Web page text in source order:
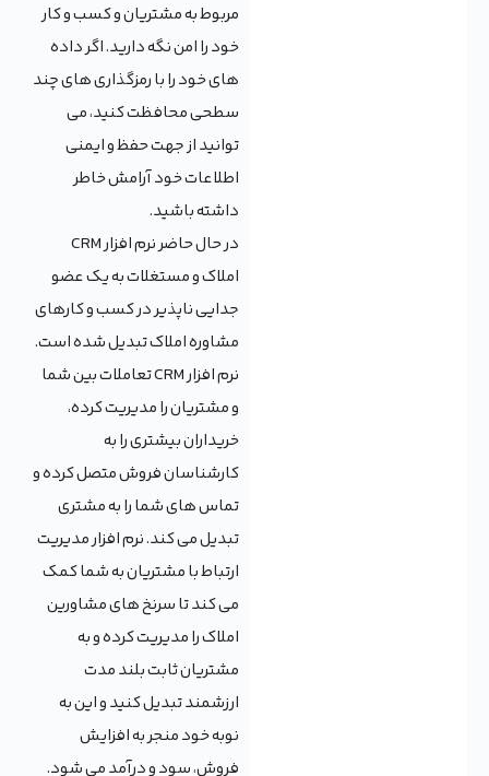
مربوط به مشتریان و کسب و کار
خود را امن نگه دارید. اگر داده
های خود را با رمزگذاری های چند
سطحی محافظت کنید، می
توانید از جهت حفظ و ایمنی
اطلاعات خود آرامش خاطر
داشته باشید.
در حال حاضر نرم افزار CRM
املاک و مستغلات به یک عضو
جدایی ناپذیر در کسب و کارهای
مشاوره املاک تبدیل شده است.
نرم افزار CRM تعاملات بین شما
و مشتریان را مدیریت کرده،
خریداران بیشتری را به
کارشناسان فروش متصل کرده و
تماس های شما را به مشتری
تبدیل می کند. نرم افزار مدیریت
ارتباط با مشتریان به شما کمک
می کند تا سرنخ های مشاورین
املاک را مدیریت کرده و به
مشتریان ثابت بلند مدت
ارزشمند تبدیل کنید و این به
نوبه خود منجر به افزایش
فروش، سود و درآمد می شود.